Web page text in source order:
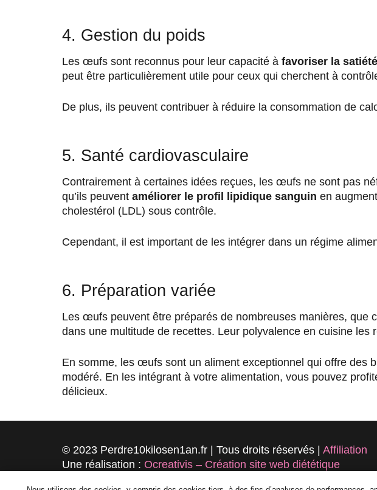
4. Gestion du poids
Les œufs sont reconnus pour leur capacité à favoriser la satiété
peut être particulièrement utile pour ceux qui cherchent à
De plus, ils peuvent contribuer à réduire la consommation de
5. Santé cardiovasculaire
Contrairement à certaines idées reçues, les œufs ne sont pas
qu’ils peuvent améliorer le profil lipidique sanguin en
cholestérol (LDL) sous contrôle.
Cependant, il est important de les intégrer dans un régime
6. Préparation variée
Les œufs peuvent être préparés de nombreuses manières, que
dans une multitude de recettes. Leur polyvalence en cuisine
En somme, les œufs sont un aliment exceptionnel qui offre des
modéré. En les intégrant à votre alimentation, vous pouvez
délicieux.
© 2023 Perdre10kilosen1an.fr | Tous droits réservés | Affiliation
Une réalisation : Ocreativis – Création site web diététique